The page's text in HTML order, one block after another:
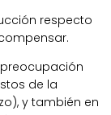
respecto
de la
y también en